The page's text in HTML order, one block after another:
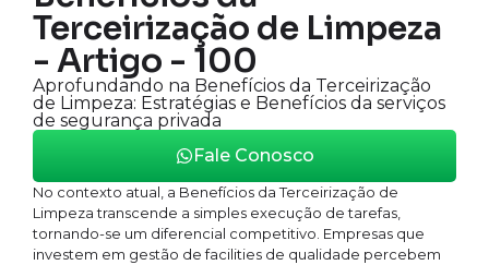
Terceirização de Limpeza
- Artigo - 100
Aprofundando na Benefícios da Terceirização
de Limpeza: Estratégias e Benefícios da serviços
de segurança privada
Fale Conosco
No contexto atual, a Benefícios da Terceirização de
Limpeza transcende a simples execução de tarefas,
tornando-se um diferencial competitivo. Empresas que
investem em gestão de facilities de qualidade percebem